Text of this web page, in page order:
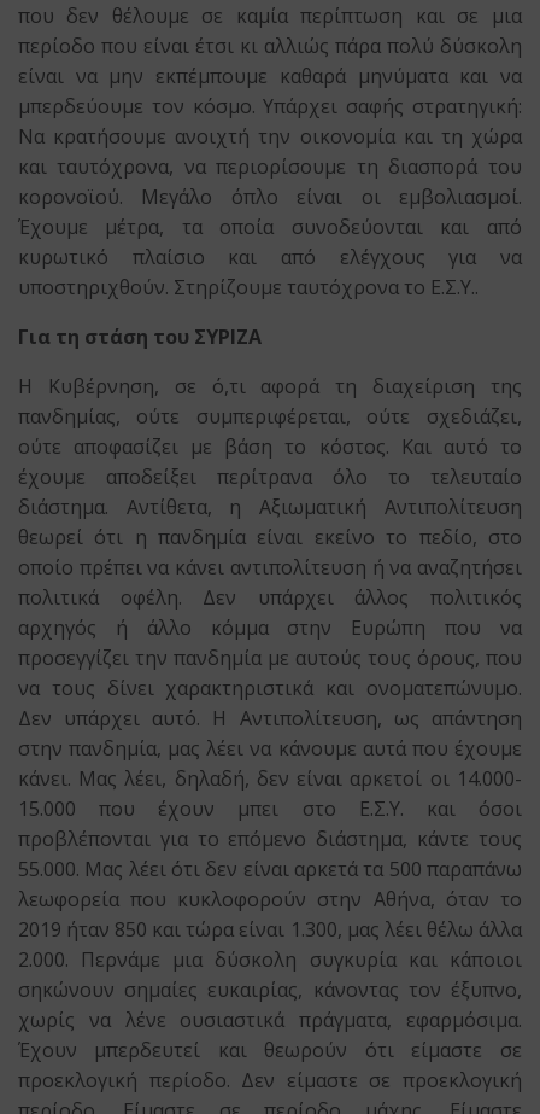
που δεν θέλουμε σε καμία περίπτωση και σε μια
περίοδο που είναι έτσι κι αλλιώς πάρα πολύ δύσκολη
είναι να μην εκπέμπουμε καθαρά μηνύματα και να
μπερδεύουμε τον κόσμο. Υπάρχει σαφής στρατηγική:
Να κρατήσουμε ανοιχτή την οικονομία και τη χώρα
και ταυτόχρονα, να περιορίσουμε τη διασπορά του
κορονοϊού. Μεγάλο όπλο είναι οι εμβολιασμοί.
Έχουμε μέτρα, τα οποία συνοδεύονται και από
κυρωτικό πλαίσιο και από ελέγχους για να
υποστηριχθούν. Στηρίζουμε ταυτόχρονα το Ε.Σ.Υ..
Για τη στάση του ΣΥΡΙΖΑ
Η Κυβέρνηση, σε ό,τι αφορά τη διαχείριση της
πανδημίας, ούτε συμπεριφέρεται, ούτε σχεδιάζει,
ούτε αποφασίζει με βάση το κόστος. Και αυτό το
έχουμε αποδείξει περίτρανα όλο το τελευταίο
διάστημα. Αντίθετα, η Αξιωματική Αντιπολίτευση
θεωρεί ότι η πανδημία είναι εκείνο το πεδίο, στο
οποίο πρέπει να κάνει αντιπολίτευση ή να αναζητήσει
πολιτικά οφέλη. Δεν υπάρχει άλλος πολιτικός
αρχηγός ή άλλο κόμμα στην Ευρώπη που να
προσεγγίζει την πανδημία με αυτούς τους όρους, που
να τους δίνει χαρακτηριστικά και ονοματεπώνυμο.
Δεν υπάρχει αυτό. Η Αντιπολίτευση, ως απάντηση
στην πανδημία, μας λέει να κάνουμε αυτά που έχουμε
κάνει. Μας λέει, δηλαδή, δεν είναι αρκετοί οι 14.000-
15.000 που έχουν μπει στο Ε.Σ.Υ. και όσοι
προβλέπονται για το επόμενο διάστημα, κάντε τους
55.000. Μας λέει ότι δεν είναι αρκετά τα 500 παραπάνω
λεωφορεία που κυκλοφορούν στην Αθήνα, όταν το
2019 ήταν 850 και τώρα είναι 1.300, μας λέει θέλω άλλα
2.000. Περνάμε μια δύσκολη συγκυρία και κάποιοι
σηκώνουν σημαίες ευκαιρίας, κάνοντας τον έξυπνο,
χωρίς να λένε ουσιαστικά πράγματα, εφαρμόσιμα.
Έχουν μπερδευτεί και θεωρούν ότι είμαστε σε
προεκλογική περίοδο. Δεν είμαστε σε προεκλογική